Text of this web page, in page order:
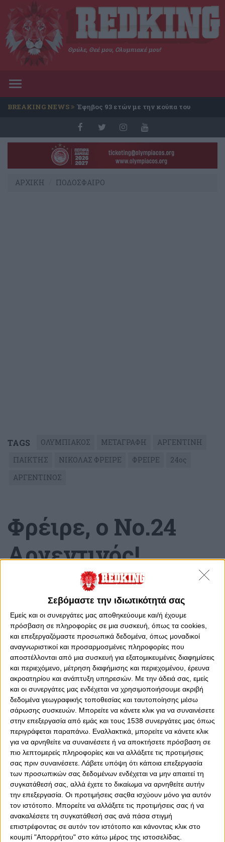
Σεβόμαστε την ιδιωτικότητά σας
Εμείς και οι συνεργάτες μας αποθηκεύουμε και/ή έχουμε
πρόσβαση σε πληροφορίες σε μια συσκευή, όπως τα cookies,
και επεξεργαζόμαστε προσωπικά δεδομένα, όπως μοναδικοί
αναγνωριστικοί και προσαρμοσμένες πληροφορίες που
αποστέλλονται από μια συσκευή για εξατομικευμένες διαφημίσεις
και περιεχόμενο, μέτρηση διαφήμισης και περιεχομένου, έρευνα
ακροατηρίου και ανάπτυξη υπηρεσιών. Με την άδειά σας, εμείς
και οι συνεργάτες μας ενδέχεται να χρησιμοποιήσουμε ακριβή
δεδομένα γεωγραφικής τοποθεσίας και ταυτοποίησης μέσω
σάρωσης συσκευών. Μπορείτε να κάνετε κλικ για να συναινέσετε
στην επεξεργασία από εμάς και τους 1538 συνεργάτες μας όπως
περιγράφεται παραπάνω. Εναλλακτικά, μπορείτε να κάνετε κλικ
για να αρνηθείτε να συναινέσετε ή να αποκτήσετε πρόσβαση σε
πιο λεπτομερείς πληροφορίες και να αλλάξετε τις προτιμήσεις
σας πριν συναινέσετε. Λάβετε υπόψη ότι κάποια επεξεργασία
των προσωπικών σας δεδομένων ενδέχεται να μην απαιτεί τη
συγκατάθεσή σας, αλλά έχετε το δικαίωμα να αρνηθείτε αυτήν
την επεξεργασία. Οι προτιμήσεις σαςθα ισχύουν μόνο για αυτόν
τον ιστότοπο. Μπορείτε να αλλάξετε τις προτιμήσεις σας ή να
ανακαλέσετε τη συγκατάθεσή σας ανά πάσα στιγμή
επιστρέφοντας σε αυτόν τον ιστότοπο και κάνοντας κλικ στο
κουμπί "Απορρήτου" στο κάτω μέρος της ιστοσελίδας.
Θρύλε, Θεέ μου, Ολυμπιακέ μου!
Toggle
BREAKING NEWS Έφηβος 93 ετών με την κούπα του
ΑΡΧΙΚΗ ΠΟΔΟΣΦΑΙΡΟ
TAGS ΟΛΥΜΠΙΑΚΟΣ ΜΕΤΑΓΡΑΦΗ
ΑΡΓΕΝΤΙΝΗ
ΠΑΙΚΤΗΣ
ΝΙΚΟΛΑΣ ΦΡΕΙΡΕ ΦΡΕΙΡΕ
24ος
ΑΡΓΕΝΤΙΝΟΣ
Φρέιρε, ο Νο.24
Αργεντινός!
Παρασκευή, 28 Ιουλίου 2023 - 11:44
0 0
Αργεντινή, μία χώρα με πλουσιότατη ποδοσφαιρική
παράδοση... Με την οποία έχει ταυτιστεί όσο ο
Ολυμπιακός, όσον αφορά την επιλογή ποδοσφαιριστών!
Από εκεί προέρχεται το 3ο μεταγραφικό απόκτημα του
καλοκαιριού, ο Νικολάς Φρέιρε! Ο 29χρονος κεντρικός
αμυντικός αποκτήθηκε από την Πούμας, προκειμένου να
συμπληρώσει την αμυντική γραμμή και να αποτελέσει
«κολώνα» της άμυνας του Ντιέγκο Μαρτίνεθ.